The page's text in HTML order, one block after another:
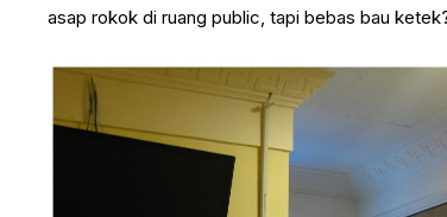
asap rokok di ruang public, tapi bebas bau